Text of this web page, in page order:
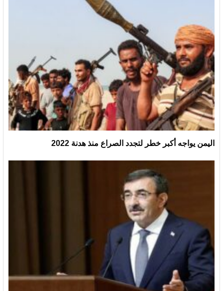
اليمن يواجه أكبر خطر لتجدد الصراع منذ هدنة 2022